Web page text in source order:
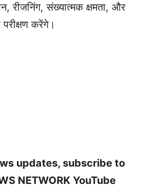
रीजनिंग, संख्यात्मक क्षमता, और
करेंगे।
updates, subscribe to
NETWORK YouTube